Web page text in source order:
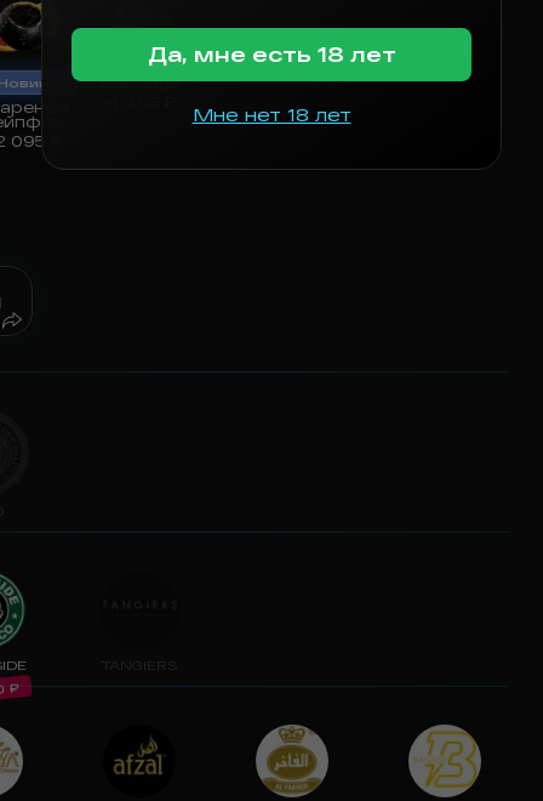
Новинка
095
Авокадо
₽
TANGIERS
Да, мне есть 18 лет
Мне нет 18 лет